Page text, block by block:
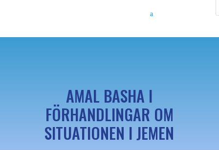
AMAL BASHA I
FÖRHANDLINGAR OM
SITUATIONEN I JEMEN